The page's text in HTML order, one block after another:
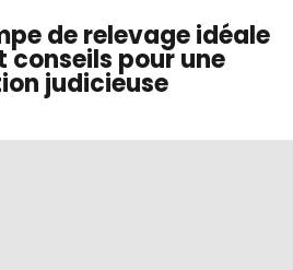
de relevage idéale
conseils pour une
judicieuse